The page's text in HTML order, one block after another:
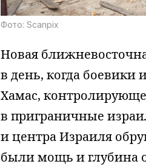
Фото: Scanpix
Новая
в день, когда боевики
Хамас,
в приграничные
и центра Израиля
были мощь и глубина